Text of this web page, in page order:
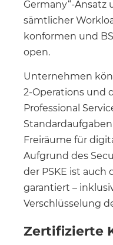
Germany“-
sämtlicher
konformen und
open.
Unternehmen
2-Operations und
Professional
Freiräume für
Aufgrund des
der PSKE ist
garantiert –
Verschlüsselung
Zertifizierte